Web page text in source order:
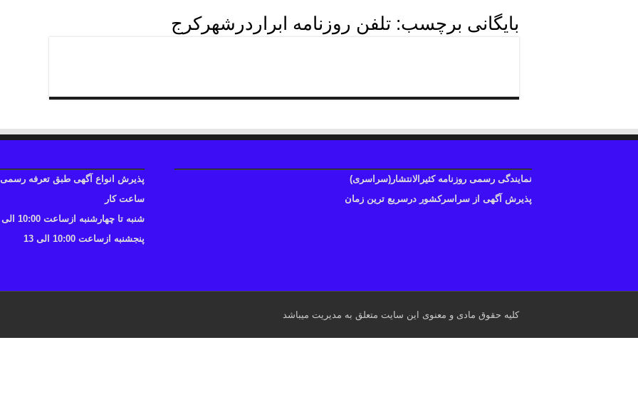
بایگانی برچسب: تلفن روزنامه ابراردرشهرکرج
نمایندگی رسمی روزنامه کثیرالانتشار(سراسری)
پذیرش آگهی از سراسرکشور درسریع ترین زمان
پذیرش انواع آگهی طبق تعرفه رسمی
ساعت کار
شنبه تا چهارشنبه ازساعت 10:00 الی 17
پنجشنبه ازساعت 10:00 الی 13
کلیه حقوق مادی و معنوی این سایت متعلق به مدیریت میباشد